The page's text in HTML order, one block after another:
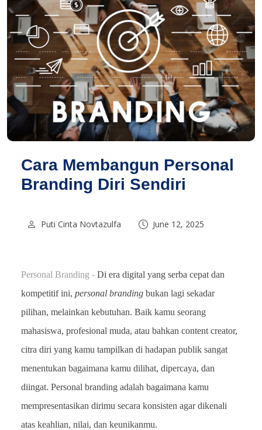
Cara Membangun Personal
Branding Diri Sendiri
Puti Cinta Novtazulfa June 12, 2025
Personal Branding - Di era digital yang serba cepat dan
kompetitif ini, personal branding bukan lagi sekadar
pilihan, melainkan kebutuhan. Baik kamu seorang
mahasiswa, profesional muda, atau bahkan content creator,
citra diri yang kamu tampilkan di hadapan publik sangat
menentukan bagaimana kamu dilihat, dipercaya, dan
diingat. Personal branding adalah bagaimana kamu
mempresentasikan dirimu secara konsisten agar dikenali
atas keahlian, nilai, dan keunikanmu.